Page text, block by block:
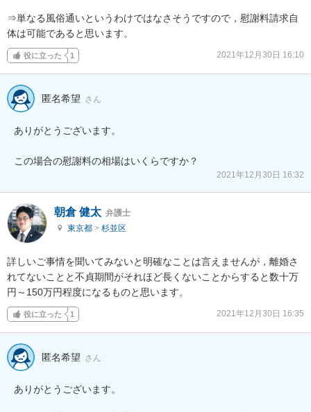
⇒単なる風俗通いというわけではなさそうですので，慰謝料請求自
体は可能であると思います。
役に立った 1 2021年12月30日 16:10
匿名希望 さん
ありがとうございます。
この場合の慰謝料の相場はいくらですか？
2021年12月30日 16:32
朝倉 健太 弁護士
東京都 > 杉並区
詳しいご事情を聞いてみないと明確なことは言えませんが，離婚さ
れてないことと不貞期間がそれほど長くないことからすると数十万
円～150万円程度になるものと思います。
役に立った 1 2021年12月30日 16:35
匿名希望 さん
ありがとうございます。